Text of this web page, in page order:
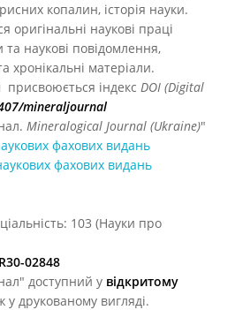
копалин, історія науки.
оригінальні наукові праці
та наукові повідомлення,
хронікальні матеріали.
присвоюється індекс DOI (Digital
mineraljournal
Mineralogical Journal (Ukraine)"
фахових видань
фахових видань
103 (Науки про
02848
доступний у відкритому
у друкованому вигляді.